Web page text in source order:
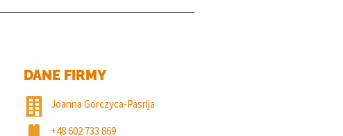
DANE FIRMY
Joanna Gorczyca-Pasrija
+48 602 733 869